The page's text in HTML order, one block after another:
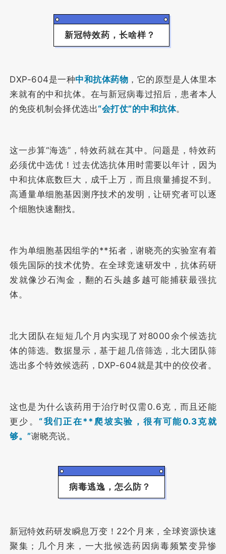
新冠特效药，长啥样？
DXP-604是一种中和抗体药物 ，它的原型是人体里本
来就有的中和抗体。 在与新冠病毒过招后，患者本人
的免疫机制会择优选出“会打仗”的中和抗体。
这一步算“海选”，特效药就在其中。问题是，特效药
必须优中选优！过去优选抗体用时需要以年计，因为
中和抗体底数巨大，成千上万，而且痕量捕捉不到。
高通量单细胞基因测序技术的发明，让研究者可以逐
个细胞快速翻找。
作为单细胞基因组学的**拓者，谢晓亮的实验室有着
领先国际的技术优势。在全球竞速研发中，抗体药研
发就像沙石淘金，翻的石头越多越可能捕获最强抗
体。
北大团队在短短几个月内实现了对8000余个候选抗
体的筛选。数据显示，基于超几倍筛选，北大团队筛
选出多个特效候选药，DXP-604就是其中的佼佼者。
这也是为什么该药用于治疗时仅需0.6克，而且还能
更少。 “我们正在**爬坡实验，很有可能0.3克就
够。”谢晓亮说。
病毒逃逸，怎么防？
新冠特效药研发瞬息万变！ 22个月来，全球资源快速
聚集； 几个月来，一大批候选药因病毒频繁变异惨